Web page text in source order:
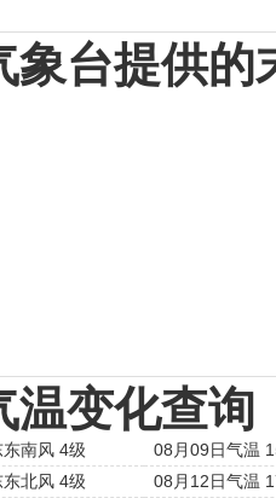
象台提供
温变化查询
南风 4级
08月09日气温
北风 4级
08月12日气温